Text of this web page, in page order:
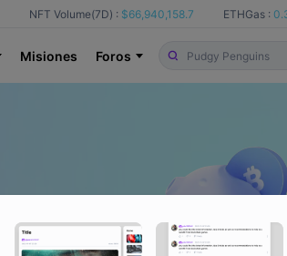
NFT Volume(7D) : $66,940,158.7 ETHGas :
Misiones Foros